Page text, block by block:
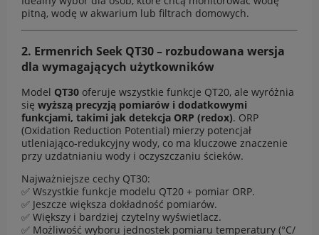
pitną, wodę w akwarium lub filtrach domowych.
2. Ermenrich Seek QT30– rozbudowana wersja
dla wymagających użytkowników
Model QT30 oferuje wszystkie funkcje QT20, ale wyróżnia
się wyższą precyzją pomiarów i dodatkowymi
funkcjami, takimi jak detekcja ORP (redox). ORP
(Oxidation Reduction Potential) mierzy potencjał
utleniająco-redukcyjny wody, co ma kluczowe znaczenie
przy uzdatnianiu wody i oczyszczaniu ścieków.
Najważniejsze cechy QT30:
✅ Wszystkie funkcje modelu QT20 + pomiar ORP.
✅ Jeszcze większa dokładność pomiarów.
✅ Większy i bardziej czytelny wyświetlacz.
✅ Możliwość wyboru jednostek pomiaru temperatury (°C/